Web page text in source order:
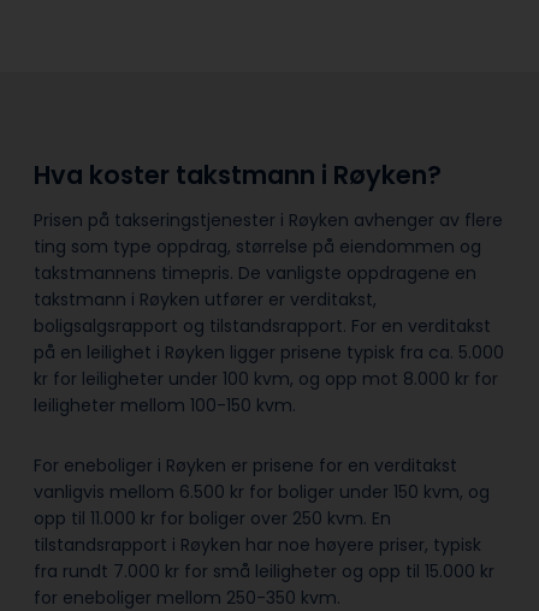
Hva koster takstmann i Røyken?
Prisen på takseringstjenester i Røyken avhenger av flere
ting som type oppdrag, størrelse på eiendommen og
takstmannens timepris. De vanligste oppdragene en
takstmann i Røyken utfører er verditakst,
boligsalgsrapport og tilstandsrapport. For en verditakst
på en leilighet i Røyken ligger prisene typisk fra ca. 5.000
kr for leiligheter under 100 kvm, og opp mot 8.000 kr for
leiligheter mellom 100-150 kvm.
For eneboliger i Røyken er prisene for en verditakst
vanligvis mellom 6.500 kr for boliger under 150 kvm, og
opp til 11.000 kr for boliger over 250 kvm. En
tilstandsrapport i Røyken har noe høyere priser, typisk
fra rundt 7.000 kr for små leiligheter og opp til 15.000 kr
for eneboliger mellom 250-350 kvm.